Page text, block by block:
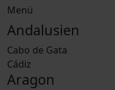
Menü
Andalusien
Cabo de Gata
Cádiz
Aragon